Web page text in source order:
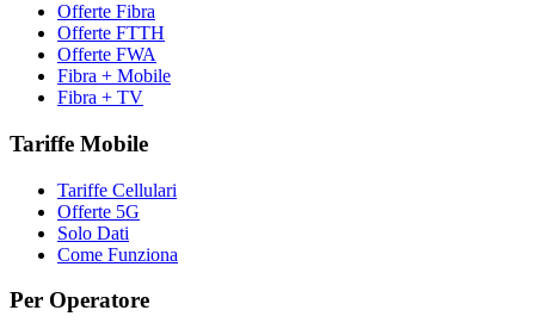
Offerte Fibra
Offerte FTTH
Offerte FWA
Fibra + Mobile
Fibra + TV
Tariffe Mobile
Tariffe Cellulari
Offerte 5G
Solo Dati
Come Funziona
Per Operatore